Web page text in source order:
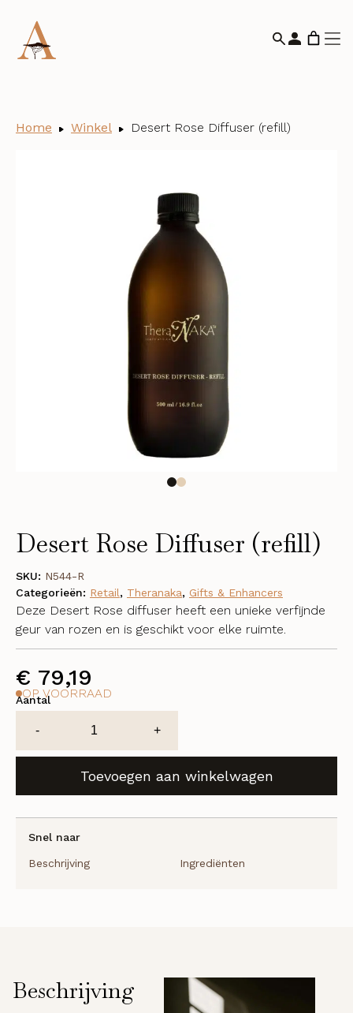
Home Winkel Desert Rose Diffuser (refill)
Desert Rose Diffuser (refill)
€ 79,19
Snel naar
Beschrijving Ingrediënten
Deze Desert Rose diffuser heeft een unieke verfijnde
geur van rozen en is geschikt voor elke ruimte.
OP VOORRAAD
Aantal
-
Diffuser
(refill)
aantal
+
Toevoegen aan winkelwagen
SKU: N544-R
Categorieën: Retail, Theranaka, Gifts & Enhancers
Beschrijving